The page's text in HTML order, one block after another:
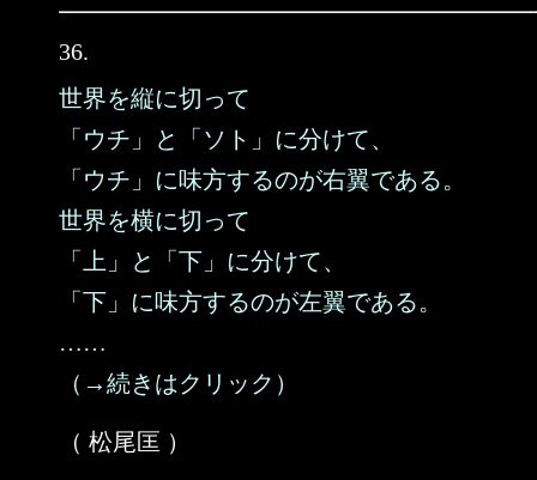
36.
世界を縦に切って
「ウチ」と「ソト」に分けて、
「ウチ」に味方するのが右翼である。
世界を横に切って
「上」と「下」に分けて、
「下」に味方するのが左翼である。
……
（→続きはクリック）
（ 松尾匡 ）